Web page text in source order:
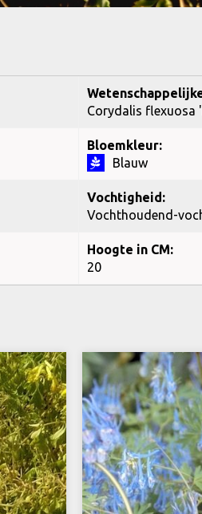
Corydalis flexuosa
Bloemkleur:
Blauw
Vochtigheid:
Vochthoudend-
Hoogte in CM:
20